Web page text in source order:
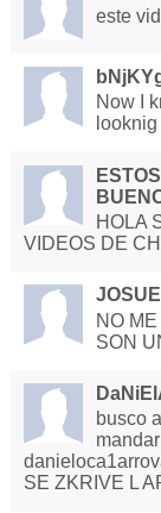
este
Now I
HOLA
VIDEOS DE
NO
SON
busco
SE ZKRIVE L